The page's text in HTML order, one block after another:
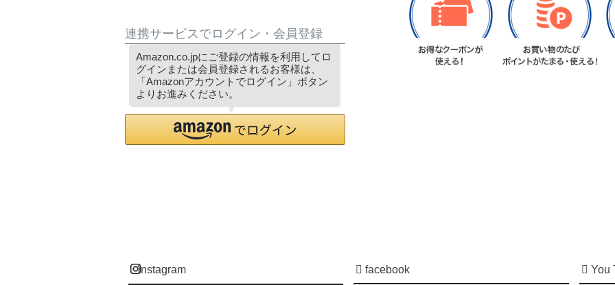
連携サービスでログイン・会員登録
Amazon.co.jpにご登録の情報を利用してロ
グインまたは会員登録されるお客様は、
「Amazonアカウントでログイン」ボタン
よりお進みください。
instagram facebook You